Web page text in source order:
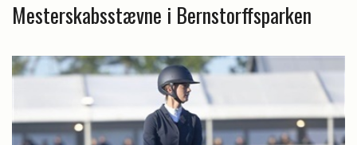
Mesterskabsstævne i Bernstorffsparken